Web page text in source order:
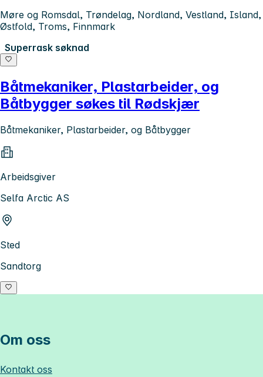
Møre og Romsdal, Trøndelag, Nordland, Vestland, Island,
Østfold, Troms, Finnmark
Superrask søknad
Båtmekaniker, Plastarbeider, og
Båtbygger søkes til Rødskjær
Båtmekaniker, Plastarbeider, og Båtbygger
Arbeidsgiver
Selfa Arctic AS
Sted
Sandtorg
Om oss
Kontakt oss